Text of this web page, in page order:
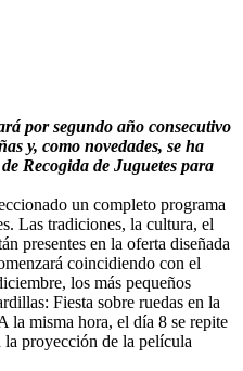
por segundo año consecutivo
y, como novedades, se ha
Recogida de Juguetes para
un completo programa
Las tradiciones, la cultura, el
presentes en la oferta diseñada
coincidiendo con el
los más pequeños
Fiesta sobre ruedas en la
la misma hora, el día 8 se repite
proyección de la película